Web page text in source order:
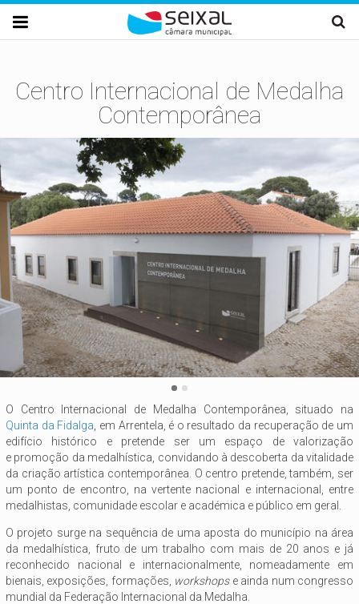
Passar para o conteúdo principal

Centro Internacional de Medalha
Contemporânea
O Centro Internacional de Medalha Contemporânea, situado na
Quinta da Fidalga , em Arrentela, é o resultado da recuperação de um
edifício histórico e pretende ser um espaço de valorização
e promoção da medalhística, convidando à descoberta da vitalidade
da criação artística contemporânea. O centro pretende, também, ser
um ponto de encontro, na vertente nacional e internacional, entre
medalhistas, comunidade escolar e académica e público em geral.
O projeto surge na sequência de uma aposta do município na área
da medalhística, fruto de um trabalho com mais de 20 anos e já
reconhecido nacional e internacionalmente, nomeadamente em
bienais, exposições, formações, workshopse ainda num congresso
mundial da Federação Internacional da Medalha.